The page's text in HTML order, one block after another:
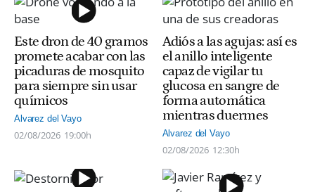
Este dron de 40 gramos
promete acabar con las
picaduras de mosquito
para siempre sin usar
químicos
Alvarez del Vayo
02/08/2026 19:00h
Adiós a las agujas: así es
el anillo inteligente
capaz de vigilar tu
glucosa en sangre de
forma automática
mientras duermes
Alvarez del Vayo
02/08/2026 12:30h